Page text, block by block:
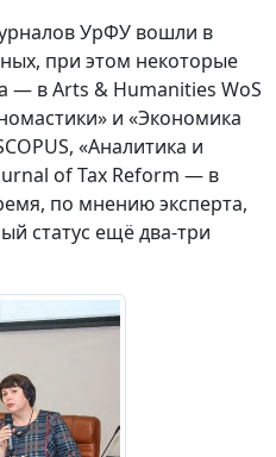
УрФУ вошли в
при этом некоторые
— в Arts & Humanities WoS
и «Экономика
«Аналитика и
of Tax Reform — в
по мнению эксперта,
статус ещё два-три